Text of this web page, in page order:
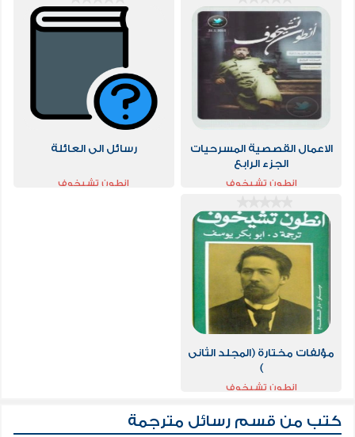
الاعمال القصصية المسرحيات
الجزء الرابع
انطون تشيخوف
رسائل الى العائلة
انطون تشيخوف
مؤلفات مختارة (المجلد الثانى
)
انطون تشيخوف
كتب من قسم رسائل مترجمة